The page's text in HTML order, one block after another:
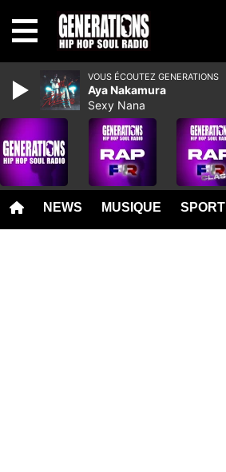
NEWS MUSIQUE SPORT
VOUS ÉCOUTEZ GENERATIONS
Aya Nakamura
Sexy Nana